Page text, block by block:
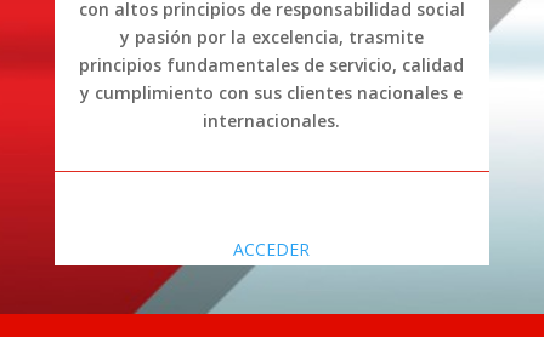
con altos principios de responsabilidad social
y pasión por la excelencia, trasmite
principios fundamentales de servicio, calidad
y cumplimiento con sus clientes nacionales e
internacionales.
ACCEDER